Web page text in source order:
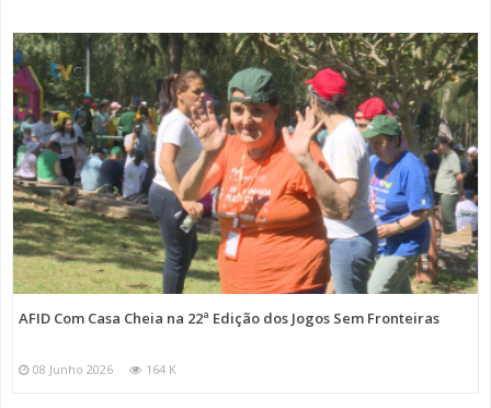
AFID Com Casa Cheia na 22ª Edição dos Jogos Sem Fronteiras
08 Junho 2026 164 K